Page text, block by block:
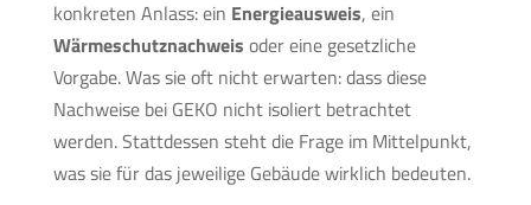
konkreten Anlass: ein Energieausweis, ein
Wärmeschutznachweisoder eine gesetzliche
Vorgabe. Was sie oft nicht erwarten: dass diese
Nachweise bei GEKO nicht isoliert betrachtet
werden. Stattdessen steht die Frage im Mittelpunkt,
was sie für das jeweilige Gebäude wirklich bedeuten.